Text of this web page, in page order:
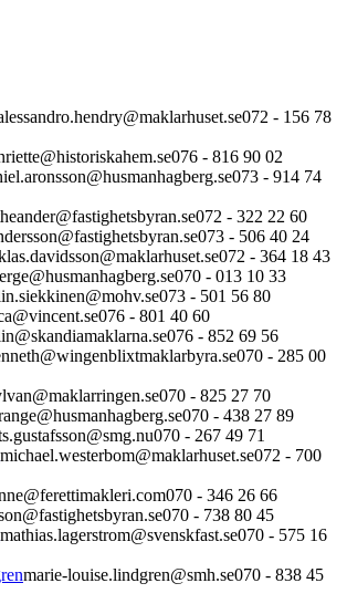
072 - 156 78
076 - 816 90 02
073 - 914 74
072 - 322 22 60
073 - 506 40 24
072 - 364 18 43
070 - 013 10 33
073 - 501 56 80
076 - 801 40 60
076 - 852 69 56
070 - 285 00
070 - 825 27 70
070 - 438 27 89
070 - 267 49 71
michael.westerbom@maklarhuset.se072 - 700
070 - 346 26 66
070 - 738 80 45
mathias.lagerstrom@svenskfast.se070 - 575 16
marie-louise.lindgren@smh.se070 - 838 45